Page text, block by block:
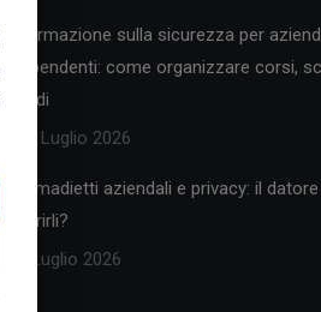
Formazione sulla sicurezza per
dipendenti: come organizzare corsi,
sedi
25 Luglio 2026
Armadietti aziendali e privacy: il
aprirli?
9 Luglio 2026